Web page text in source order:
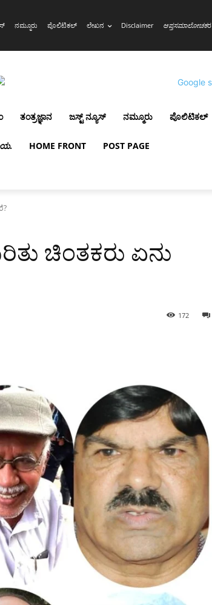
ನಮ್ಮೂರು ಪೊಲಿಟಿಕಲ್ ಲೇಖನ Disclaimer ಆಪ್ತಸಮಾಲೋಚಕರ
ತಂತ್ರಜ್ಞಾನ ಜಸ್ಟ್ ನ್ಯೂಸ್ ನಮ್ಮೂರು ಪೊಲಿಟಿಕಲ್
. HOME FRONT POST PAGE
ಚಿಂತಕರು ಏನು
172